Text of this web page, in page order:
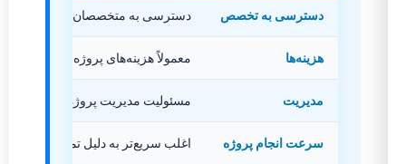
دسترسی به تخصص دسترسی به متخصصان با تجربه در
هزینه‌ها معمولاً هزینه‌های پروژه محور، بدون
مدیریت مسئولیت مدیریت پروژه و تیم بر
سرعت انجام پروژه اغلب سریع‌تر به دلیل تمرکز و